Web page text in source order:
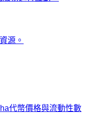
源。
代幣價格與流動性數